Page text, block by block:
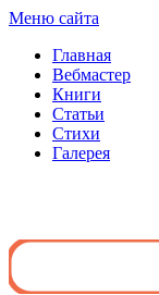
Меню сайта
Главная
Вебмастер
Книги
Статьи
Стихи
Галерея